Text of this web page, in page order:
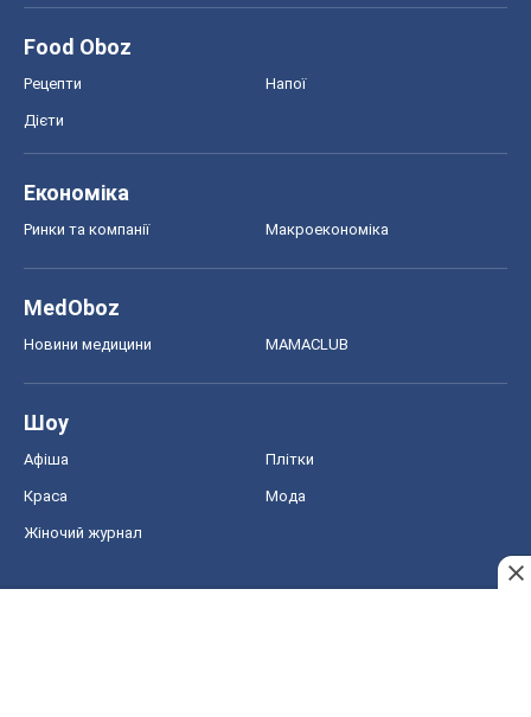
Food Oboz
Рецепти Напої
Дієти
Економіка
Ринки та компанії Макроекономіка
MedOboz
Новини медицини MAMACLUB
Шоу
Афіша Плітки
Краса Мода
Жіночий журнал